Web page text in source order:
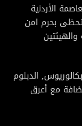
عام 2005 م في العاصمة الأردنية
ما يقرب 15 دقيقة وتحظى بحرم امن
هي: البكالوريوس, الدبلوم
مع أعرق